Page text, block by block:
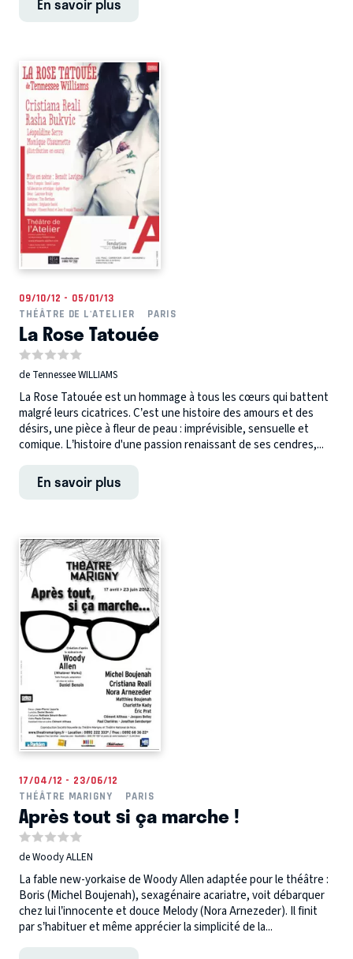
09/10/12 - 05/01/13
THÉÂTRE DE L'ATELIER
PARIS
La Rose Tatouée
de Tennessee WILLIAMS
La Rose Tatouée est un hommage à tous les cœurs qui battent
malgré leurs cicatrices. C’est une histoire des amours et des
désirs, une pièce à fleur de peau : imprévisible, sensuelle et
comique. L’histoire d'une passion renaissant de ses cendres,...
En savoir plus
17/04/12 - 23/06/12
THÉÂTRE MARIGNY
PARIS
Après tout si ça marche !
de Woody ALLEN
La fable new-yorkaise de Woody Allen adaptée pour le théâtre :
Boris (Michel Boujenah), sexagénaire acariatre, voit débarquer
chez lui l’innocente et douce Melody (Nora Arnezeder). Il finit
par s’habituer et même apprécier la simplicité de la...